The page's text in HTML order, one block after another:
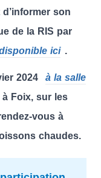
son
de la RIS par
ici .
2024
à la salle
à Foix, sur les
vous à
chaudes.